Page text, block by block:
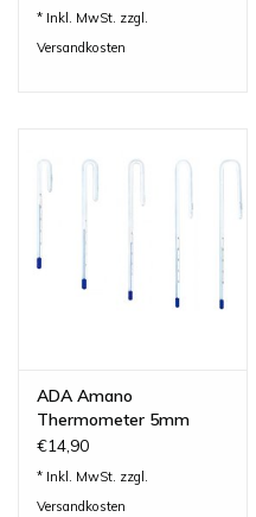
Produktvideos
Geschenkideen
* Inkl. MwSt. zzgl.
Versandkosten
ADA Amano
Thermometer 5mm
€14,90
* Inkl. MwSt. zzgl.
Versandkosten